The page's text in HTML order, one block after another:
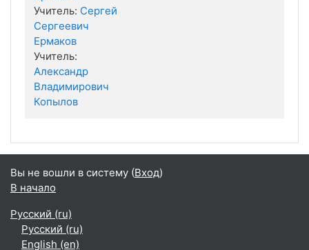
Учитель: Сергей
Сергеевич
Ермаков
Учитель:
Александр
Владимирович
Копылов
Вы не вошли в систему (Вход)
В начало
Русский ‎(ru)‎
Русский ‎(ru)‎
English ‎(en)‎